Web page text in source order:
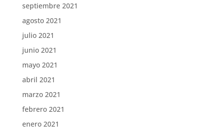
septiembre 2021
agosto 2021
julio 2021
junio 2021
mayo 2021
abril 2021
marzo 2021
febrero 2021
enero 2021